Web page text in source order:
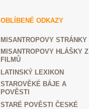
OBLÍBENÉ ODKAZY
MISANTROPOVY STRÁNKY
MISANTROPOVY HLÁŠKY Z
FILMŮ
LATINSKÝ LEXIKON
STAROVĚKÉ BÁJE A
POVĚSTI
STARÉ POVĚSTI ČESKÉ